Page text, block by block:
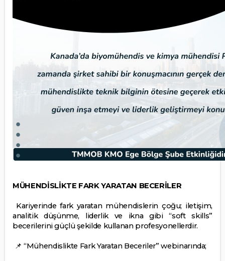
MÜHENDİSLİKTE FARK YARATAN BECERİLER
Kariyerinde fark yaratan mühendislerin çoğu; iletişim,
analitik düşünme, liderlik ve ikna gibi “soft skills”
becerilerini güçlü şekilde kullanan profesyonellerdir.
📌 “Mühendislikte Fark Yaratan Beceriler” webinarında;